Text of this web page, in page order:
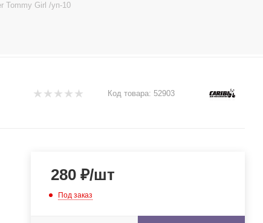
Tommy Girl /уп-10
Код товара: 52903
280₽/шт
Под заказ